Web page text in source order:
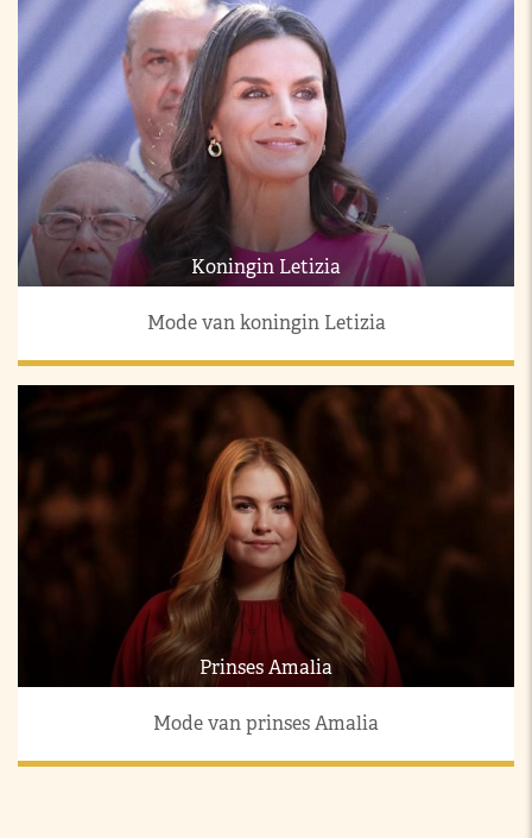
Koningin Letizia
Mode van koningin Letizia
Prinses Amalia
Mode van prinses Amalia